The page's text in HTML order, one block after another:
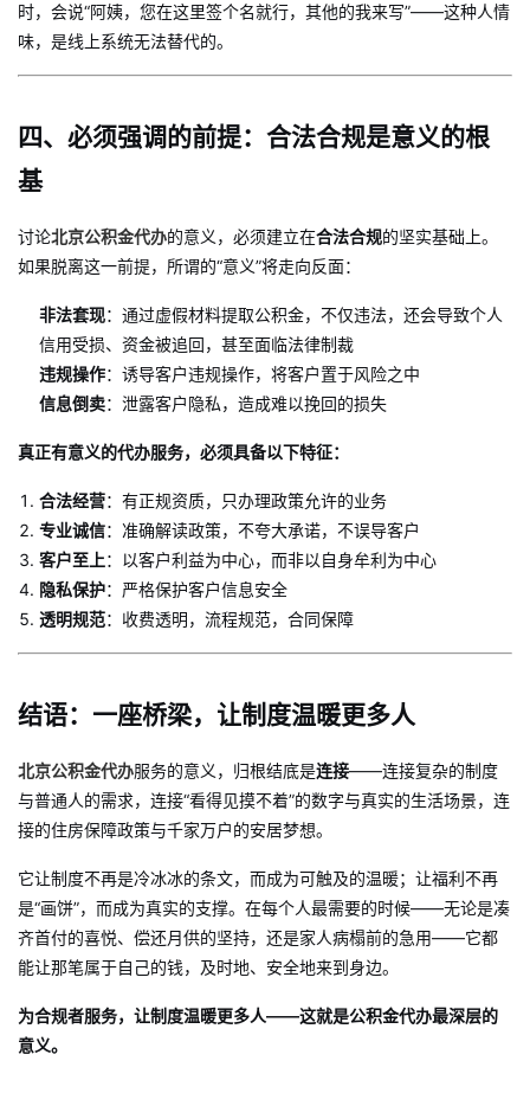
时，会说“阿姨，您在这里签个名就行，其他的我来写”——这种人情
味，是线上系统无法替代的。
四、必须强调的前提：合法合规是意义的根
基
讨论北京公积金代办的意义，必须建立在合法合规的坚实基础上。
如果脱离这一前提，所谓的“意义”将走向反面：
非法套现：通过虚假材料提取公积金，不仅违法，还会导致个人
信用受损、资金被追回，甚至面临法律制裁
违规操作：诱导客户违规操作，将客户置于风险之中
信息倒卖：泄露客户隐私，造成难以挽回的损失
真正有意义的代办服务，必须具备以下特征：
合法经营：有正规资质，只办理政策允许的业务
专业诚信：准确解读政策，不夸大承诺，不误导客户
客户至上：以客户利益为中心，而非以自身牟利为中心
隐私保护：严格保护客户信息安全
透明规范：收费透明，流程规范，合同保障
结语：一座桥梁，让制度温暖更多人
北京公积金代办服务的意义，归根结底是连接——连接复杂的制度
与普通人的需求，连接“看得见摸不着”的数字与真实的生活场景，连
接的住房保障政策与千家万户的安居梦想。
它让制度不再是冷冰冰的条文，而成为可触及的温暖；让福利不再
是“画饼”，而成为真实的支撑。在每个人最需要的时候——无论是凑
齐首付的喜悦、偿还月供的坚持，还是家人病榻前的急用——它都
能让那笔属于自己的钱，及时地、安全地来到身边。
为合规者服务，让制度温暖更多人——这就是公积金代办最深层的
意义。